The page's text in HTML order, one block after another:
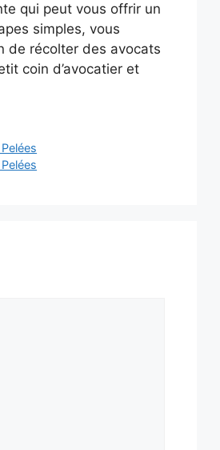
qui peut vous offrir un
simples, vous
de récolter des avocats
coin d’avocatier et